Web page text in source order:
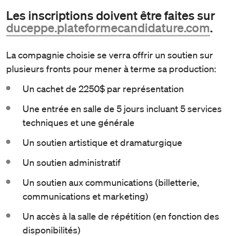
Les inscriptions doivent être faites sur
duceppe.plateformecandidature.com.
La compagnie choisie se verra offrir un soutien sur
plusieurs fronts pour mener à terme sa production:
Un cachet de 2250$ par représentation
Une entrée en salle de 5 jours incluant 5 services
techniques et une générale
Un soutien artistique et dramaturgique
Un soutien administratif
Un soutien aux communications (billetterie,
communications et marketing)
Un accès à la salle de répétition (en fonction des
disponibilités)